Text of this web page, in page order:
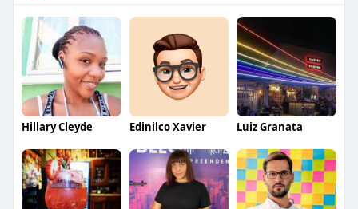
Hillary Cleyde Edinilco Xavier Luiz Granata